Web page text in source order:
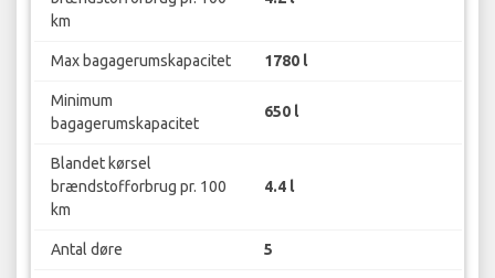
km
Max bagagerumskapacitet 1780 l
Minimum
bagagerumskapacitet
650 l
Blandet kørsel
brændstofforbrug pr. 100
km
4.4 l
Antal døre 5